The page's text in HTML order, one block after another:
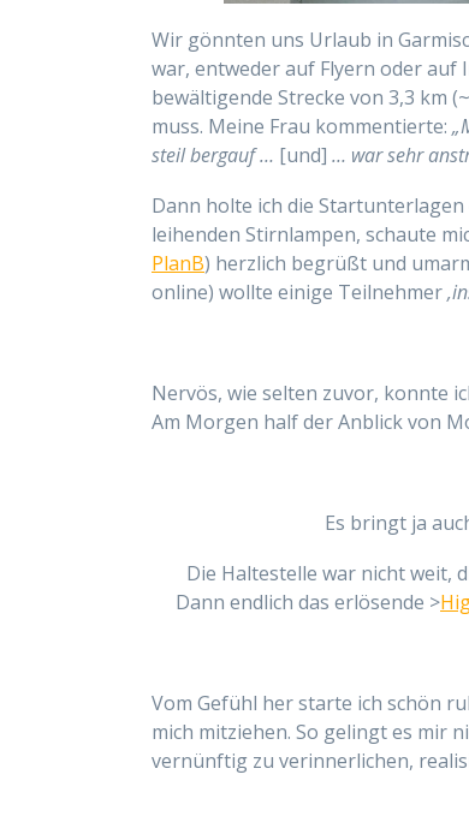
Wir gönnten uns Urlaub in
war, entwederauf Flyern oder auf
bewältigende Strecke von 3,3 km
muss. Meine Frau kommentierte:
steil bergauf … [und] … war sehr
Dann holte ich die
leihenden Stirnlampen, schaute
PlanB) herzlich begrüßt und u
online) wollte einige Teilnehmer
Nervös, wie selten zuvor, konnte
Am Morgen half der Anblick von
Es bringt ja
Die Haltestelle war nicht weit,
Dann endlich das erlösende >
Vom Gefühl her starte ich schön
mich mitziehen. So gelingt es mir
vernünftig zu verinnerlichen,